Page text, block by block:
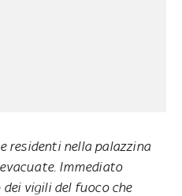
residenti nella palazzina
Immediato
dei vigili del fuoco che